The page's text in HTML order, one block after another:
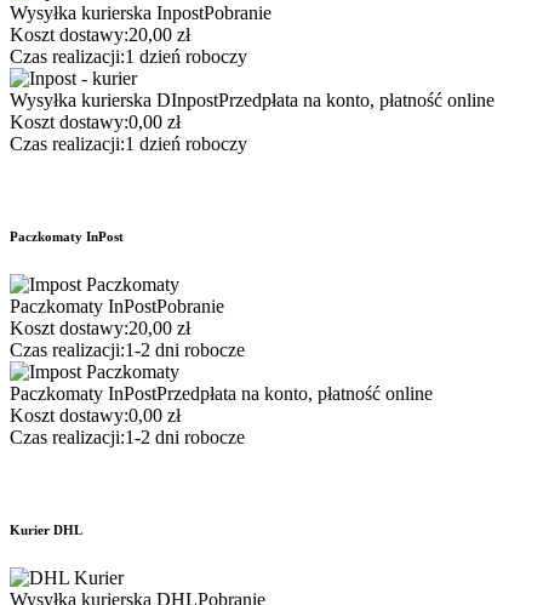
Wysyłka kurierska InpostPobranie
Koszt dostawy:20,00 zł
Czas realizacji:1 dzień roboczy
Wysyłka kurierska DInpostPrzedpłata na konto, płatność online
Koszt dostawy:0,00 zł
Czas realizacji:1 dzień roboczy
Paczkomaty InPost
Paczkomaty InPostPobranie
Koszt dostawy:20,00 zł
Czas realizacji:1-2 dni robocze
Paczkomaty InPostPrzedpłata na konto, płatność online
Koszt dostawy:0,00 zł
Czas realizacji:1-2 dni robocze
Kurier DHL
Wysyłka kurierska DHLPobranie